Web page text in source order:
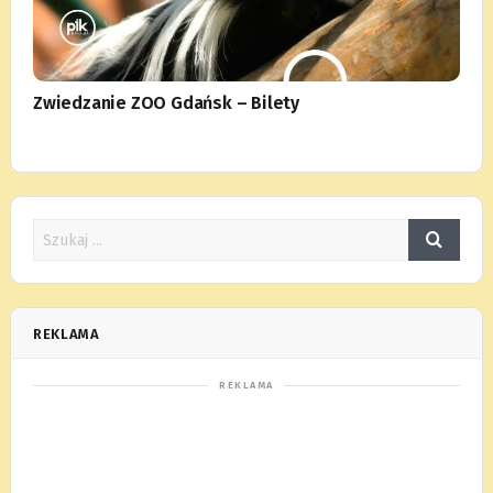
Zwiedzanie ZOO Gdańsk – Bilety
REKLAMA